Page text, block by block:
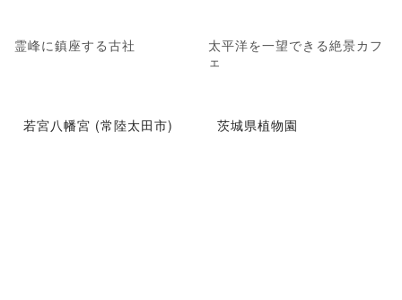
霊峰に鎮座する古社
太平洋を一望できる絶景カフ
ェ
若宮八幡宮 (常陸太田市) 茨城県植物園